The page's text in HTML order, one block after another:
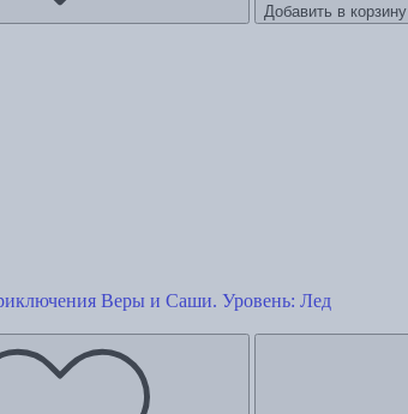
Добавить в корзину
Веры и Саши. Уровень: Лед